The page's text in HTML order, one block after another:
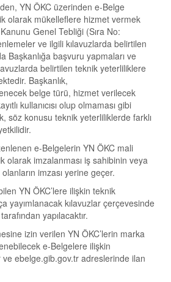
YN ÖKC üzerinden e-Belge
olarak mükelleflere hizmet vermek
Genel Tebliği (Sıra No:
ve ilgili kılavuzlarda belirtilen
Başkanlığa başvuru yapmaları ve
belirtilen teknik yeterliliklere
Başkanlık,
belge türü, hizmet verilecek
kullanıcısı olup olmaması gibi
söz konusu teknik yeterliliklerde farklı
e-Belgelerin YN ÖKC mali
olarak imzalanması iş sahibinin veya
imzası yerine geçer.
YN ÖKC’lere ilişkin teknik
yayımlanacak kılavuzlar çerçevesinde
yapılacaktır.
izin verilen YN ÖKC’lerin marka
e-Belgelere ilişkin
ebelge.gib.gov.tr adreslerinde ilan